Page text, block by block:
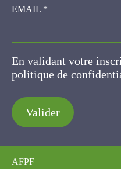
EMAIL*
En validant votre
politique de
Valider
AFPF